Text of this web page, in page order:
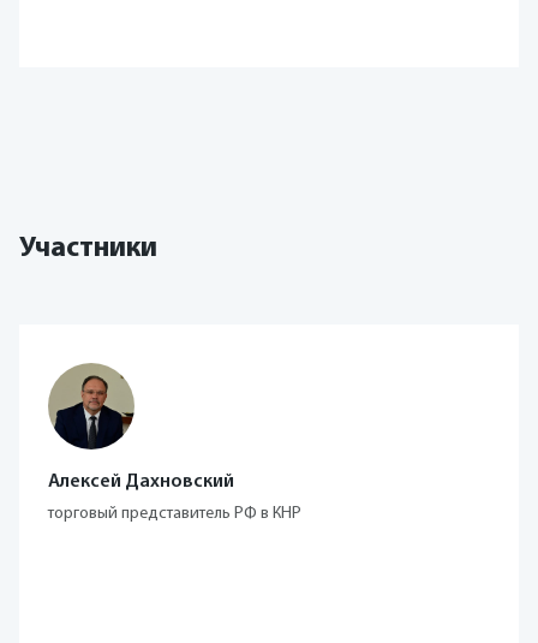
Участники
Алексей Дахновский
торговый представитель РФ в КНР